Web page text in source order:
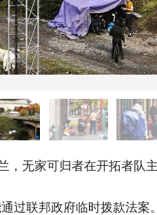
无家可归者在开拓者队主
联邦政府临时拨款法案